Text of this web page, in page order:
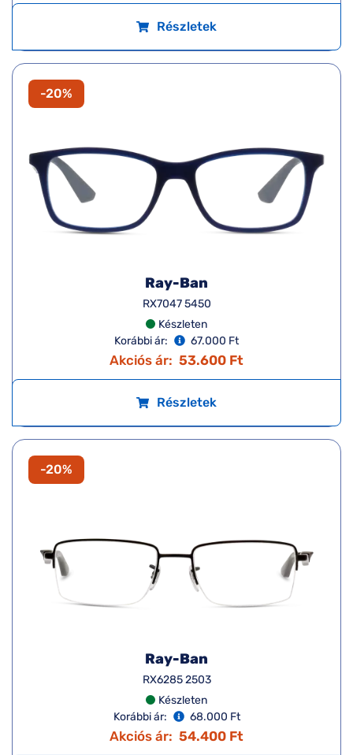
Részletek
-20%
Ray-Ban
RX7047 5450
Készleten
Korábbi ár:
67.000 Ft
Akciós ár: 53.600 Ft
Részletek
-20%
Ray-Ban
RX6285 2503
Készleten
Korábbi ár:
68.000 Ft
Akciós ár: 54.400 Ft